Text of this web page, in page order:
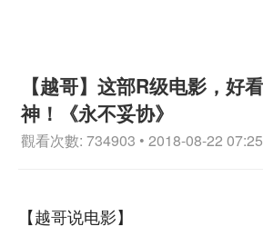
【越哥】这部R级电影，好
神！《永不妥协》
觀看次數: 734903 • 2018-08-22 07:25
【越哥说电影】